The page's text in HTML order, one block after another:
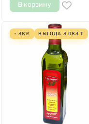
В корзину
- 38% ВЫГОДА 3 083 Т